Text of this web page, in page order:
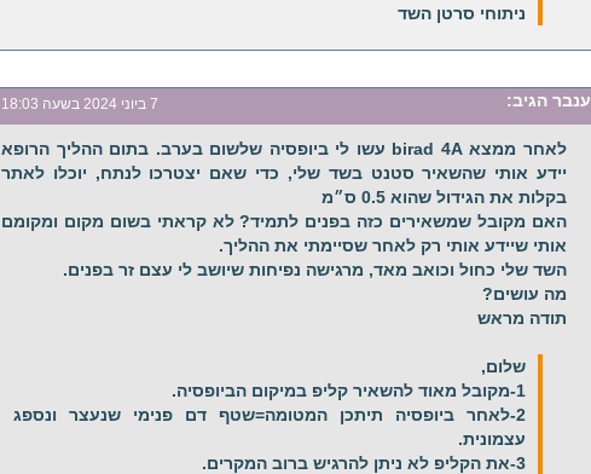
ניתוחי סרטן השד
ענבר הגיב: 7 ביוני 2024 בשעה 18:03
לאחר ממצא birad 4A עשו לי ביופסיה שלשום בערב. בתום ההליך הרופא
יידע אותי שהשאיר סטנט בשד שלי, כדי שאם יצטרכו לנתח, יוכלו לאתר
בקלות את הגידול שהוא 0.5 ס״מ
האם מקובל שמשאירים כזה בפנים לתמיד? לא קראתי בשום מקום ומקומם
אותי שיידע אותי רק לאחר שסיימתי את ההליך.
השד שלי כחול וכואב מאד, מרגישה נפיחות שיושב לי עצם זר בפנים.
מה עושים?
תודה מראש
שלום,
1-מקובל מאוד להשאיר קליפ במיקום הביופסיה.
2-לאחר ביופסיה תיתכן המטומה=שטף דם פנימי שנעצר ונספג
עצמונית.
3-את הקליפ לא ניתן להרגיש ברוב המקרים.